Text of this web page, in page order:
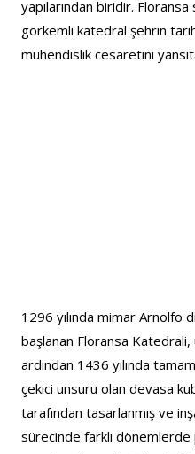
yapılarından biridir.
görkemli katedral şehrin
mühendislik cesaretini
1296 yılında mimar Arnolfo
başlanan Floransa
ardından 1436 yılında
çekici unsuru olan devasa
tarafından tasarlanmış ve
sürecinde farklı